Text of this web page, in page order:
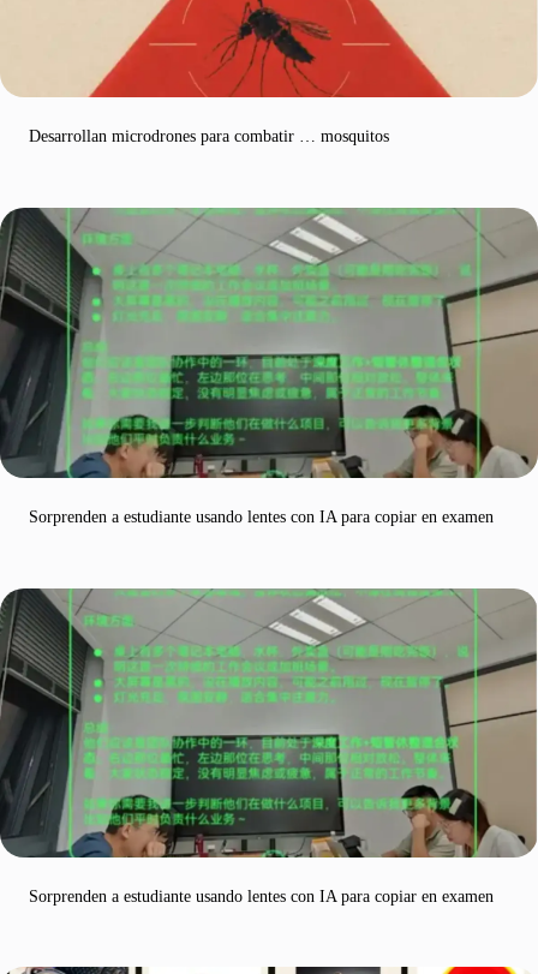
Desarrollan microdrones para combatir … mosquitos
Sorprenden a estudiante usando lentes con IA para copiar en examen
Sorprenden a estudiante usando lentes con IA para copiar en examen